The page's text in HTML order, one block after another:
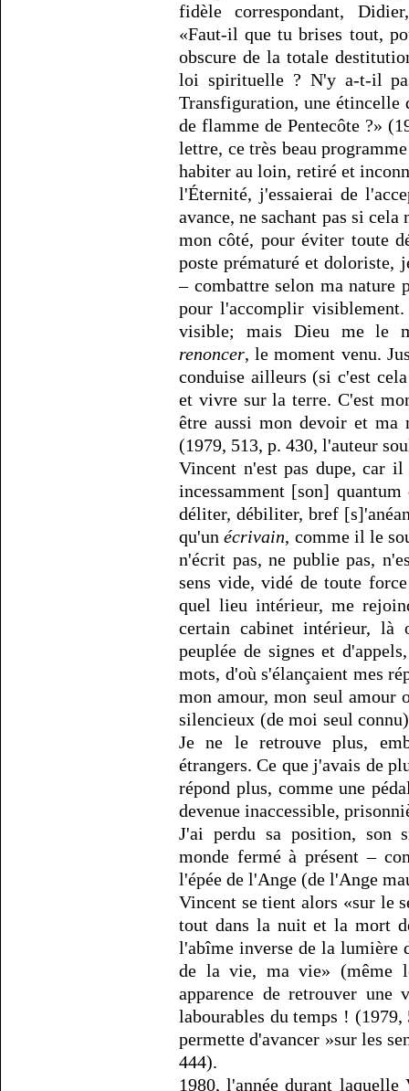
fidèle correspondant,
«Faut-il que tu brises tout,
obscure de la totale
loi spirituelle ? N'y a-t-il
Transfiguration, une étincelle
de flamme de Pentecôte ?»
lettre, ce très beau
habiter au loin, retiré et
l'Éternité, j'essaierai de
avance, ne sachant pas si
mon côté, pour éviter toute
poste prématuré et doloriste,
– combattre selon ma nature
pour l'accomplir
visible; mais Dieu me le
renoncer, le moment venu.
conduise ailleurs (si c'est
et vivre sur la terre. C'est
être aussi mon devoir et ma
(1979, 513, p. 430, l'auteur
Vincent n'est pas dupe, car
incessamment [son]
déliter, débiliter, bref
qu'unécrivain, comme il le
n'écrit pas, ne publie pas,
sens vide, vidé de toute
quel lieu intérieur, me
certain cabinet intérieur, là
peuplée de signes et
mots, d'où s'élançaient mes
mon amour, mon seul amour
silencieux (de moi seul
Je ne le retrouve plus,
étrangers. Ce que j'avais de
répond plus, comme une
devenue inaccessible,
J'ai perdu sa position, son
monde fermé à présent –
l'épée de l'Ange (de l'Ange
Vincent se tient alors «sur le
tout dans la nuit et la mort
l'abîme inverse de la lumière
de la vie, ma vie» (même
apparence de retrouver une
labourables du temps !
permette d'avancer »sur les
444).
1980, l'année durant laquelle